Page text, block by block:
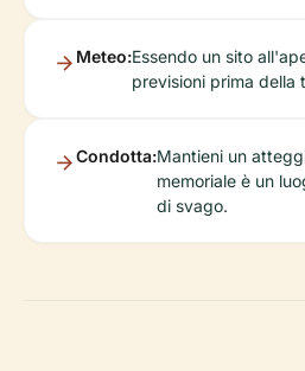
Meteo:Essendo un sito
previsioni prima della
Condotta:Mantieni un
memoriale è un
di svago.